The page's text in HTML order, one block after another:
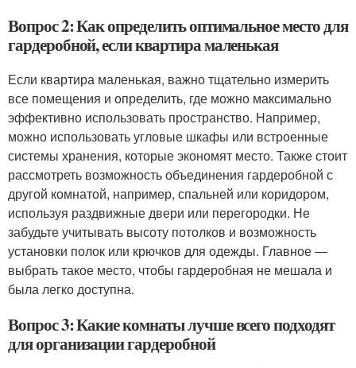
Вопрос 2: Как определить оптимальное место для
гардеробной, если квартира маленькая
Если квартира маленькая, важно тщательно измерить
все помещения и определить, где можно максимально
эффективно использовать пространство. Например,
можно использовать угловые шкафы или встроенные
системы хранения, которые экономят место. Также стоит
рассмотреть возможность объединения гардеробной с
другой комнатой, например, спальней или коридором,
используя раздвижные двери или перегородки. Не
забудьте учитывать высоту потолков и возможность
установки полок или крючков для одежды. Главное —
выбрать такое место, чтобы гардеробная не мешала и
была легко доступна.
Вопрос 3: Какие комнаты лучше всего подходят
для организации гардеробной